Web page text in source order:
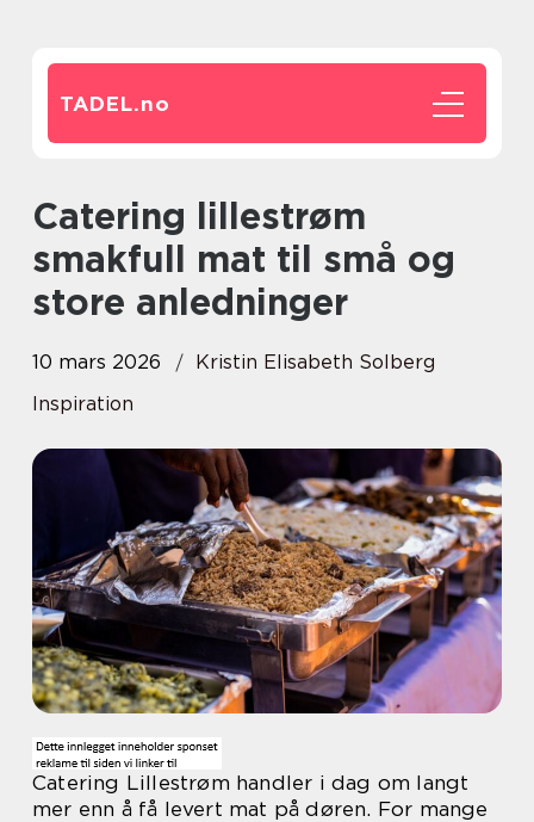
TADEL.no
Catering lillestrøm
smakfull mat til små og
store anledninger
10 mars 2026
Kristin Elisabeth Solberg
Inspiration
Catering Lillestrøm handler i dag om langt
mer enn å få levert mat på døren. For mange